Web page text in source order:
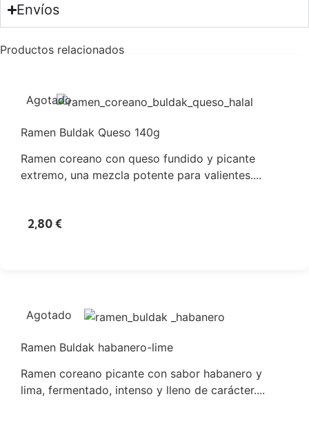
Envíos
Productos relacionados
Agotado
Ramen Buldak Queso 140g
Ramen coreano con queso fundido y picante
extremo, una mezcla potente para valientes....
2,80€
Agotado
Ramen Buldak habanero-lime
Ramen coreano picante con sabor habanero y
lima, fermentado, intenso y lleno de carácter....